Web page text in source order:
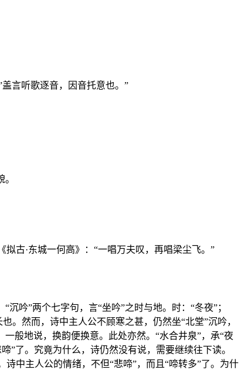
言听歌逐音，因音托意也。”
古·东城一何高》：“一唱万夫叹，再唱梁尘飞。”
吟”两个七字句，言“坐吟”之时与地。时：“冬夜”；
。然而，诗中主人公不顾寒之甚，仍然坐“北堂”沉吟，
般地说，换韵便换意。此处亦然。“水合井泉”，承“夜
”了。究竟为什么，诗仍然没有说，需要继续往下读。
中主人公的情绪，不但“悲啼”，而且“啼转多”了。为什